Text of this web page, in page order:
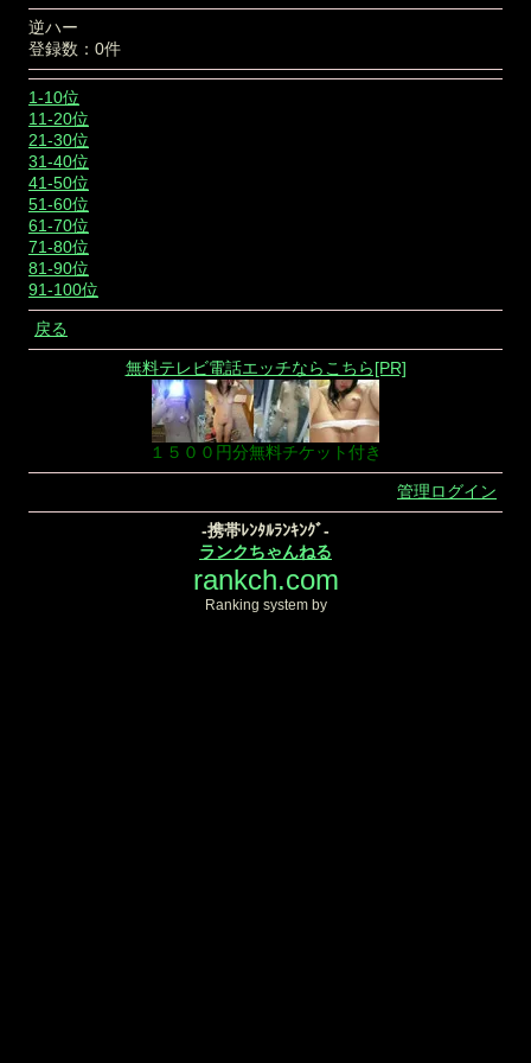
逆ハー
登録数：0件
1-10位
11-20位
21-30位
31-40位
41-50位
51-60位
61-70位
71-80位
81-90位
91-100位
戻る
無料テレビ電話エッチならこちら[PR]
１５００円分無料チケット付き
管理ログイン
-携帯ﾚﾝﾀﾙﾗﾝｷﾝｸﾞ-
ランクちゃんねる
rankch.com
Ranking system by